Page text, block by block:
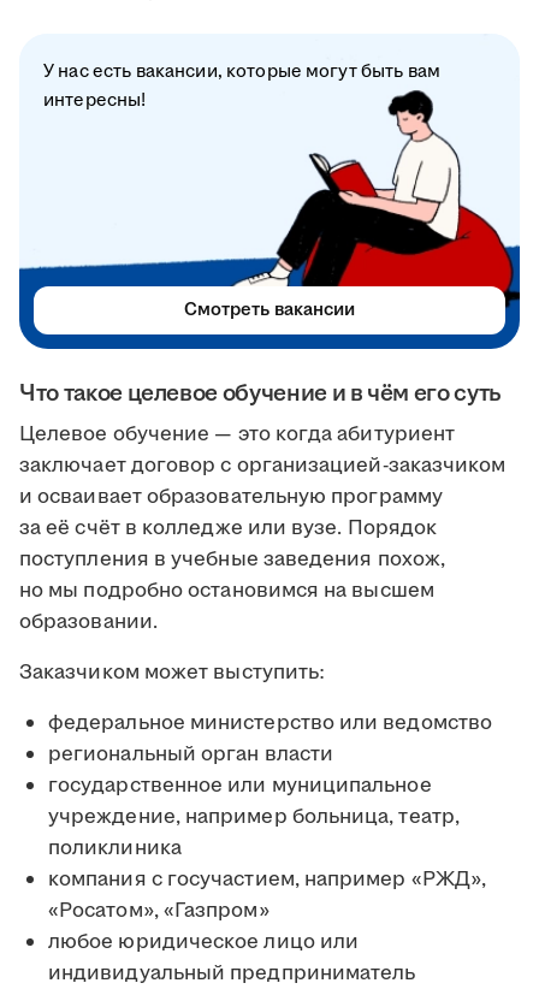
Что такое целевое обучение и в чём его суть
Целевое обучение — это когда абитуриент
заключает договор с организацией-заказчиком
и осваивает образовательную программу
за её счёт в колледже или вузе. Порядок
поступления в учебные заведения похож,
но мы подробно остановимся на высшем
образовании.
Заказчиком может выступить:
федеральное министерство или ведомство
региональный орган власти
государственное или муниципальное
учреждение, например больница, театр,
поликлиника
компания с госучастием, например «РЖД»,
«Росатом», «Газпром»
любое юридическое лицо или
индивидуальный предприниматель
У нас есть вакансии, которые могут быть вам
интересны!
Смотреть вакансии